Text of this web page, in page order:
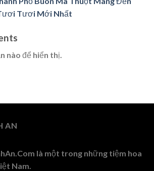
Tươi Mới Nhất
nào để hiển thị.
AN
là một trong những tiệm hoa
Nam.